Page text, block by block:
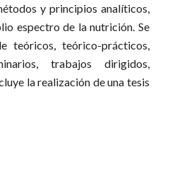
y principios analíticos,
espectro de la nutrición. Se
teóricos, teórico-prácticos,
trabajos dirigidos,
la realización de una tesis